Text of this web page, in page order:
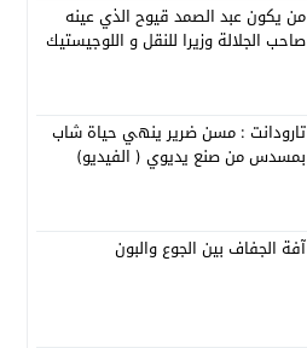
من يكون عبد الصمد قيوح الذي عينه
صاحب الجلالة وزيرا للنقل و اللوجيستيك
تارودانت : مسن ضرير ينهي حياة شاب
بمسدس من صنع يديوي ( الفيديو)
آفة الجفاف بين الجوع والبون